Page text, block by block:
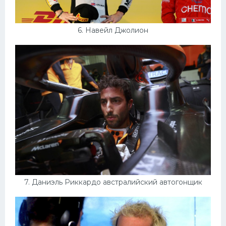
6. Навейл Джолион
7. Даниэль Риккардо австралийский автогонщик